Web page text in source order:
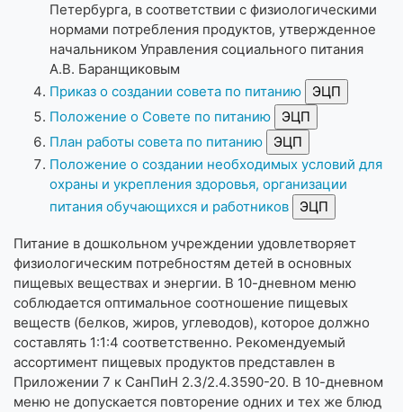
Петербурга, в соответствии с физиологическими
нормами потребления продуктов, утвержденное
начальником Управления социального питания
А.В. Баранщиковым
Приказ о создании совета по питанию
Положение о Совете по питанию
План работы совета по питанию
Положение о создании необходимых условий для
охраны и укрепления здоровья, организации
питания обучающихся и работников
Питание в дошкольном учреждении удовлетворяет
физиологическим потребностям детей в основных
пищевых веществах и энергии. В 10-дневном меню
соблюдается оптимальное соотношение пищевых
веществ (белков, жиров, углеводов), которое должно
составлять 1:1:4 соответственно. Рекомендуемый
ассортимент пищевых продуктов представлен в
Приложении 7 к СанПиН 2.3/2.4.3590-20. В 10-дневном
меню не допускается повторение одних и тех же блюд